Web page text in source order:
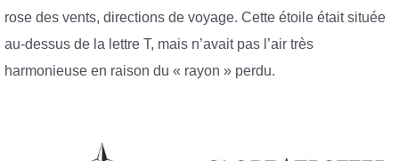
rose des vents, directions de voyage. Cette étoile était située
au-dessus de la lettre T, mais n’avait pas l’air très
harmonieuse en raison du « rayon » perdu.